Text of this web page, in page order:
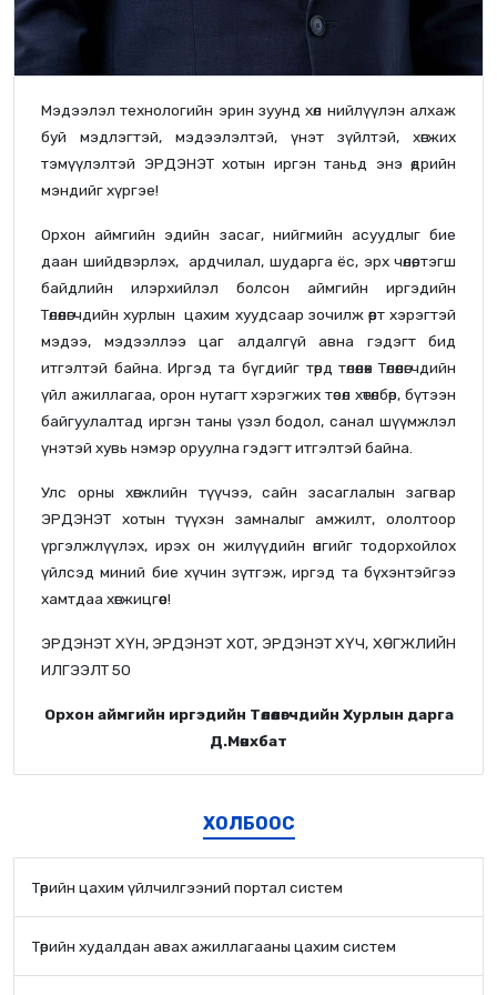
Мэдээлэл технологийн эрин зуунд хөл нийлүүлэн алхаж
буй мэдлэгтэй, мэдээлэлтэй, үнэт зүйлтэй, хөгжих
тэмүүлэлтэй ЭРДЭНЭТ хотын иргэн таньд энэ өдрийн
мэндийг хүргэе!
Орхон аймгийн эдийн засаг, нийгмийн асуудлыг бие
даан шийдвэрлэх, ардчилал, шударга ёс, эрх чөлөө, тэгш
байдлийн илэрхийлэл болсон аймгийн иргэдийн
Төлөөлөгчдийн хурлын цахим хуудсаар зочилж өөрт хэрэгтэй
мэдээ, мэдээллээ цаг алдалгүй авна гэдэгт бид
итгэлтэй байна. Иргэд та бүгдийг төрд төлөөлөх Төлөөлөгчдийн
үйл ажиллагаа, орон нутагт хэрэгжих төсөл хөтөлбөр, бүтээн
байгуулалтад иргэн таны үзэл бодол, санал шүүмжлэл
үнэтэй хувь нэмэр оруулна гэдэгт итгэлтэй байна.
Улс орны хөгжлийн түүчээ, сайн засаглалын загвар
ЭРДЭНЭТ хотын түүхэн замналыг амжилт, ололтоор
үргэлжлүүлэх, ирэх он жилүүдийн өнгийг тодорхойлох
үйлсэд миний бие хүчин зүтгэж, иргэд та бүхэнтэйгээ
хамтдаа хөгжицгөөе!
ЭРДЭНЭТ ХҮН, ЭРДЭНЭТ ХОТ, ЭРДЭНЭТ ХҮЧ, ХӨГЖЛИЙН
ИЛГЭЭЛТ 50
Орхон аймгийн иргэдийн Төлөөлөгчдийн Хурлын дарга
Д.Мөнхбат
ХОЛБООС
Төрийн цахим үйлчилгээний портал систем
Төрийн худалдан авах ажиллагааны цахим систем